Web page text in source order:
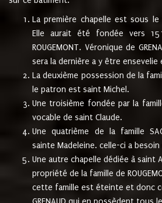
La première chapelle est sous
Elle aurait été fondée vers
ROUGEMONT. Véronique de
sera la dernière a y être ensevelie
La deuxième possession de la
le patron est saint Michel.
Une troisième fondée par la
vocable de saint Claude.
Une quatrième de la famille
sainte Madeleine. celle-ci a
Une autre chapelle dédiée à saint
propriété de la famille de
cette famille est éteinte et donc